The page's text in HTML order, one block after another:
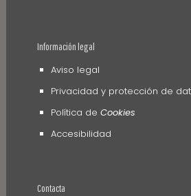
Información legal
Aviso legal
Privacidad y protección de
Política de Cookies
Accesibilidad
Contacta